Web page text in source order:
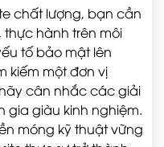
chất lượng, bạn cần
hành trên môi
tố bảo mật lên
kiếm một đơn vị
cân nhắc các giải
gia giàu kinh nghiệm.
móng kỹ thuật vững